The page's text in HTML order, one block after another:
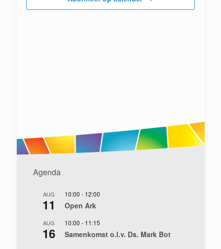
Agenda
AUG
11
10:00 - 12:00
Open Ark
AUG
16
10:00 - 11:15
Samenkomst o.l.v. Ds. Mark Bot